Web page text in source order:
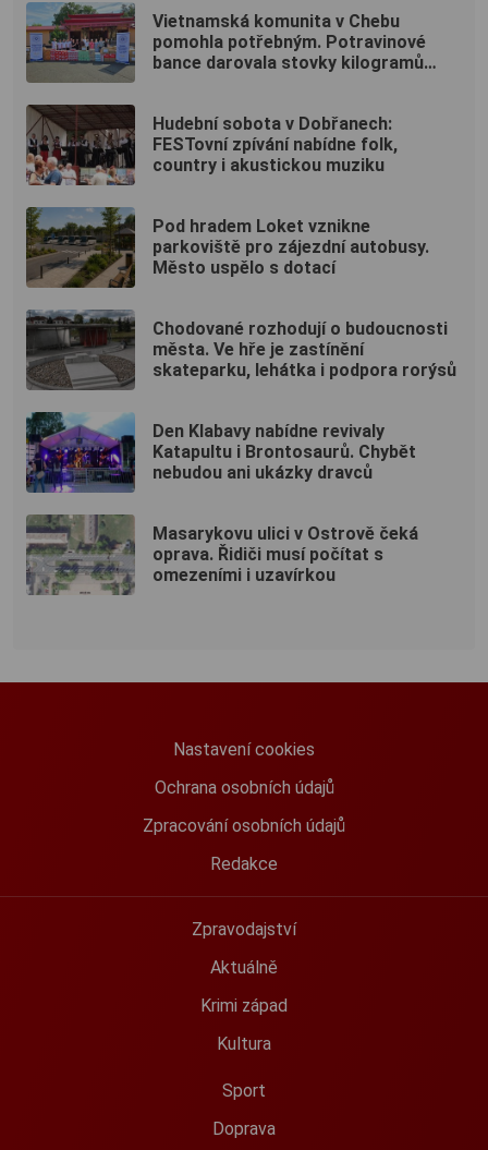
Vietnamská komunita v Chebu
pomohla potřebným. Potravinové
bance darovala stovky kilogramů
Hudební sobota v Dobřanech:
FESTovní zpívání nabídne folk,
country i akustickou muziku
Pod hradem Loket vznikne
parkoviště pro zájezdní autobusy.
Město uspělo s dotací
Chodované rozhodují o budoucnosti
města. Ve hře je zastínění
skateparku, lehátka i podpora rorýsů
Den Klabavy nabídne revivaly
Katapultu i Brontosaurů. Chybět
nebudou ani ukázky dravců
Masarykovu ulici v Ostrově čeká
oprava. Řidiči musí počítat s
omezeními i uzavírkou
Nastavení cookies
Ochrana osobních údajů
Zpracování osobních údajů
Redakce
Zpravodajství
Aktuálně
Krimi západ
Kultura
Sport
Doprava